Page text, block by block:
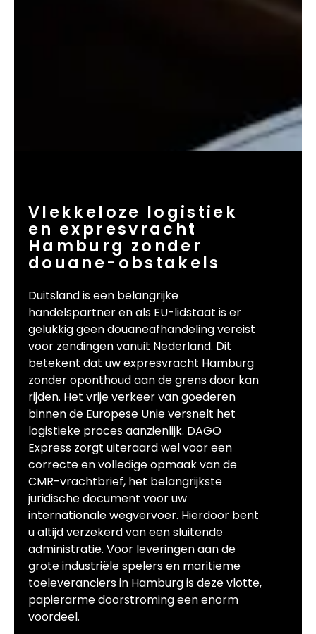
Vlekkeloze logistiek
en expresvracht
Hamburg zonder
douane-obstakels
Duitsland is een belangrijke
handelspartner en als EU-lidstaat is er
gelukkig geen douaneafhandeling vereist
voor zendingen vanuit Nederland. Dit
betekent dat uw expresvracht Hamburg
zonder oponthoud aan de grens door kan
rijden. Het vrije verkeer van goederen
binnen de Europese Unie versnelt het
logistieke proces aanzienlijk. DAGO
Express zorgt uiteraard wel voor een
correcte en volledige opmaak van de
CMR-vrachtbrief, het belangrijkste
juridische document voor uw
internationale wegvervoer. Hierdoor bent
u altijd verzekerd van een sluitende
administratie. Voor leveringen aan de
grote industriële spelers en maritieme
toeleveranciers in Hamburg is deze vlotte,
papierarme doorstroming een enorm
voordeel.